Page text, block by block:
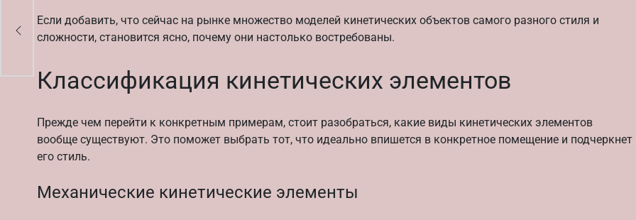
Если добавить, что сейчас на рынке множество моделей кинетических объектов самого разного стиля и
сложности, становится ясно, почему они настолько востребованы.
Классификация кинетических элементов
Прежде чем перейти к конкретным примерам, стоит разобраться, какие виды кинетических элементов
вообще существуют. Это поможет выбрать тот, что идеально впишется в конкретное помещение и подчеркнет
его стиль.
Механические кинетические элементы